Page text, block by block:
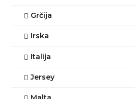
Grčija
Irska
Italija
Jersey